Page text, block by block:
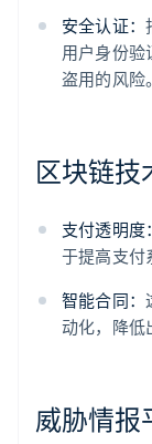
安全认证：
用户身份验
盗用的风险。
区块链技
支付透明度：
于提高支付
智能合同：
动化，降低
威胁情报